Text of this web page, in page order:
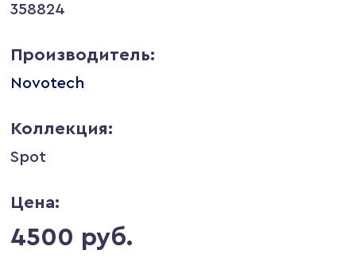
358824
Производитель:
Novotech
Коллекция:
Spot
Цена:
4500 руб.